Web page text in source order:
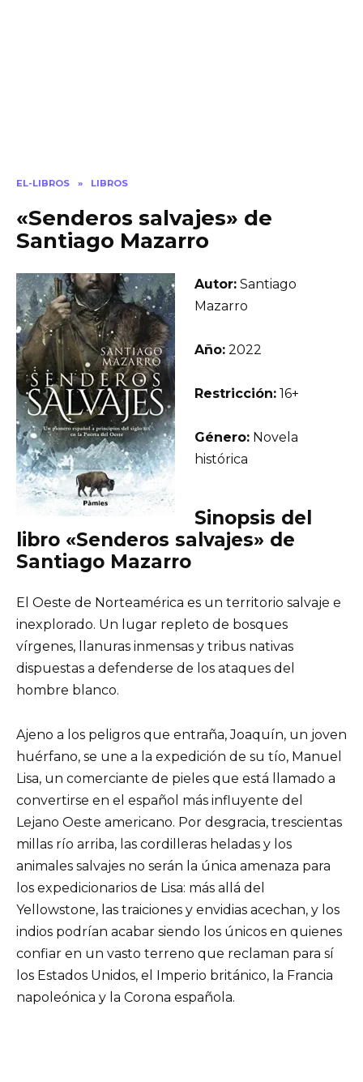
EL-LIBROS » LIBROS
«Senderos salvajes» de
Santiago Mazarro
Autor: Santiago
Mazarro
Año: 2022
Restricción: 16+
Género: Novela
histórica
Sinopsis del
libro «Senderos salvajes» de
Santiago Mazarro
El Oeste de Norteamérica es un territorio salvaje e
inexplorado. Un lugar repleto de bosques
vírgenes, llanuras inmensas y tribus nativas
dispuestas a defenderse de los ataques del
hombre blanco.
Ajeno a los peligros que entraña, Joaquín, un joven
huérfano, se une a la expedición de su tío, Manuel
Lisa, un comerciante de pieles que está llamado a
convertirse en el español más influyente del
Lejano Oeste americano. Por desgracia, trescientas
millas río arriba, las cordilleras heladas y los
animales salvajes no serán la única amenaza para
los expedicionarios de Lisa: más allá del
Yellowstone, las traiciones y envidias acechan, y los
indios podrían acabar siendo los únicos en quienes
confiar en un vasto terreno que reclaman para sí
los Estados Unidos, el Imperio británico, la Francia
napoleónica y la Corona española.